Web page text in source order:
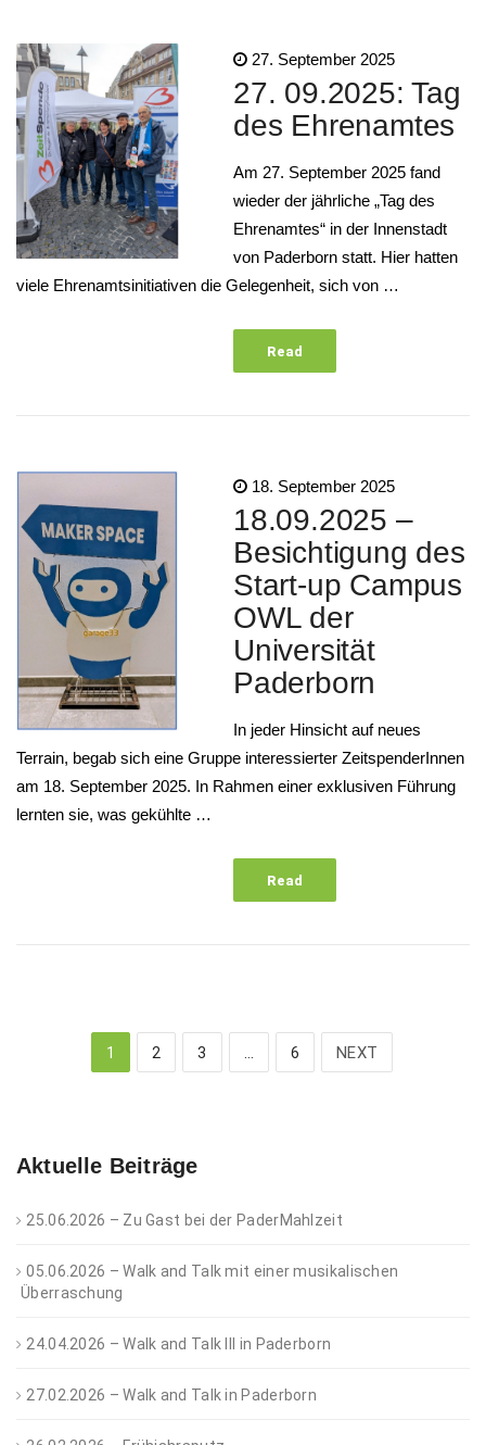
27. September 2025
27. 09.2025: Tag
des Ehrenamtes
Am 27. September 2025 fand
wieder der jährliche „Tag des
Ehrenamtes“ in der Innenstadt
von Paderborn statt. Hier hatten
viele Ehrenamtsinitiativen die Gelegenheit, sich von …
Read
18. September 2025
18.09.2025 –
Besichtigung des
Start-up Campus
OWL der
Universität
Paderborn
In jeder Hinsicht auf neues
Terrain, begab sich eine Gruppe interessierter ZeitspenderInnen
am 18. September 2025. In Rahmen einer exklusiven Führung
lernten sie, was gekühlte …
Read
1 2 3 6 NEXT
Aktuelle Beiträge
25.06.2026 – Zu Gast bei der PaderMahlzeit
05.06.2026 – Walk and Talk mit einer musikalischen
Überraschung
24.04.2026 – Walk and Talk III in Paderborn
27.02.2026 – Walk and Talk in Paderborn